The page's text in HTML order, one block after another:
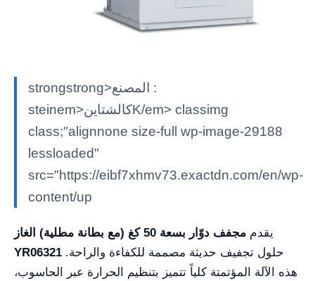
strongstrong>المصنع :
steinem>كالشتاينK/em> classimg
class;"alignnone size-full wp-image-29188
lessloaded"
src="https://eibf7xhmv73.exactdn.com/en/wp-
content/up
يقدم
مجفف دوّار بسعة 50 كغ (مع بطانة مطلية) الغاز
YR06321
هذه الآلة المؤتمتة كلياً تتميز بتنظيم الحرارة عبر الحاسوب،